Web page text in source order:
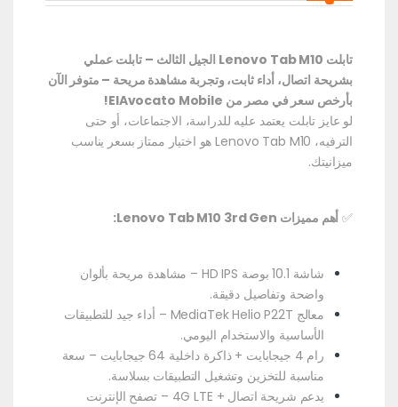
تابلت Lenovo Tab M10 الجيل الثالث – تابلت عملي
بشريحة اتصال، أداء ثابت، وتجربة مشاهدة مريحة – متوفر الآن
بأرخص سعر في مصر من ElAvocato Mobile!
لو عايز تابلت يعتمد عليه للدراسة، الاجتماعات، أو حتى
الترفيه، Lenovo Tab M10 هو اختيار ممتاز بسعر يناسب
ميزانيتك.
✅ أهم مميزات Lenovo Tab M10 3rd Gen:
شاشة 10.1 بوصة HD IPS – مشاهدة مريحة بألوان
واضحة وتفاصيل دقيقة.
معالج MediaTek Helio P22T – أداء جيد للتطبيقات
الأساسية والاستخدام اليومي.
رام 4 جيجابايت + ذاكرة داخلية 64 جيجابايت – سعة
مناسبة للتخزين وتشغيل التطبيقات بسلاسة.
يدعم شريحة اتصال + 4G LTE – تصفح الإنترنت